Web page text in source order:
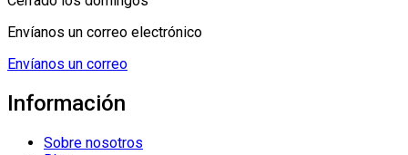
Envíanos un correo electrónico
Envíanos un correo
Información
Sobre nosotros